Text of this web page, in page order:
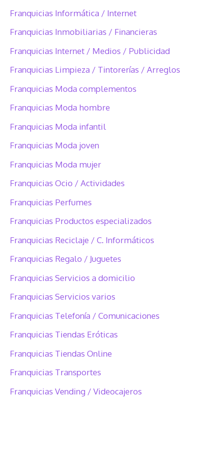
Franquicias Informática / Internet
Franquicias Inmobiliarias / Financieras
Franquicias Internet / Medios / Publicidad
Franquicias Limpieza / Tintorerías / Arreglos
Franquicias Moda complementos
Franquicias Moda hombre
Franquicias Moda infantil
Franquicias Moda joven
Franquicias Moda mujer
Franquicias Ocio / Actividades
Franquicias Perfumes
Franquicias Productos especializados
Franquicias Reciclaje / C. Informáticos
Franquicias Regalo / Juguetes
Franquicias Servicios a domicilio
Franquicias Servicios varios
Franquicias Telefonía / Comunicaciones
Franquicias Tiendas Eróticas
Franquicias Tiendas Online
Franquicias Transportes
Franquicias Vending / Videocajeros